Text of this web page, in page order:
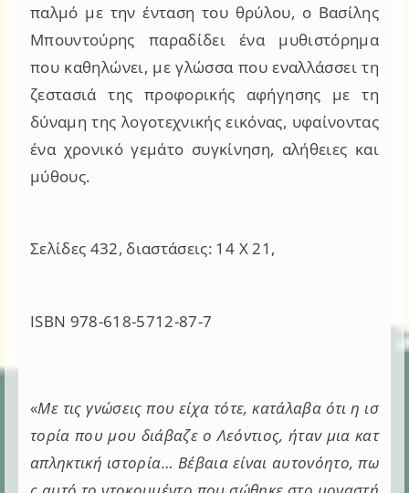
παλμό με την ένταση του θρύλου, ο Βασίλης
Μπουντούρης παραδίδει ένα μυθιστόρημα
που καθηλώνει, με γλώσσα που εναλλάσσει τη
ζεστασιά της προφορικής αφήγησης με τη
δύναμη της λογοτεχνικής εικόνας, υφαίνοντας
ένα χρονικό γεμάτο συγκίνηση, αλήθειες και
μύθους.
Σελίδες 432, διαστάσεις: 14 Χ 21,
ISBN 978-618-5712-87-7
«Με τις γνώσεις που είχα τότε, κατάλαβα ότι η ισ
τορία που μου διάβαζε ο Λεόντιος, ήταν μια κατ
απληκτική ιστορία… Βέβαια είναι αυτονόητο, πω